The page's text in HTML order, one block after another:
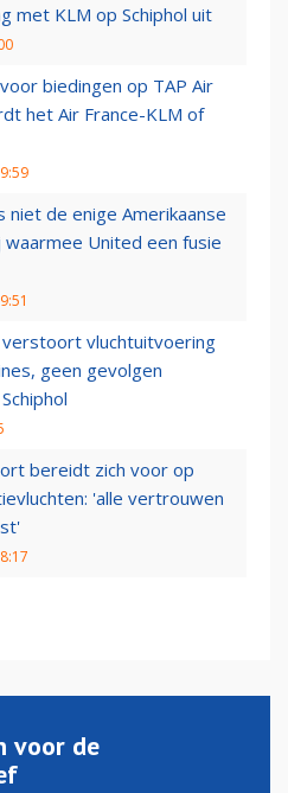
met KLM op Schiphol uit
biedingen op TAP Air
het Air France-KLM of
niet de enige Amerikaanse
waarmee United een fusie
vluchtuitvoering
geen gevolgen
bereidt zich voor op
'alle vertrouwen
voor de